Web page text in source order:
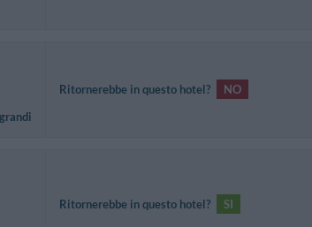
Ritornerebbe in questo hotel? NO
Ritornerebbe in questo hotel? SI